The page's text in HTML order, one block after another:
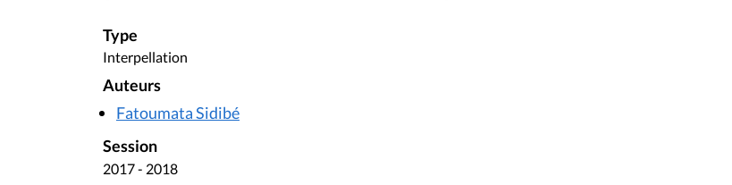
Type
Interpellation
Auteurs
Fatoumata Sidibé
Session
2017 - 2018